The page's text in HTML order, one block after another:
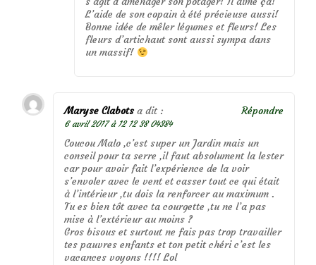
L’aide de son copain à été précieuse aussi!
Bonne idée de mêler légumes et fleurs! Les
fleurs d’artichaut sont aussi sympa dans
un massif!
Maryse Clabots a dit :
6 avril 2017 à 12 12 38 04384
Coucou Malo ,c’est super un Jardin mais un
conseil pour ta serre ,il faut absolument la lester
car pour avoir fait l’expérience de la voir
s’envoler avec le vent et casser tout ce qui était
à l’intérieur ,tu dois la renforcer au maximum .
Tu es bien tôt avec ta courgette ,tu ne l’a pas
mise à l’extérieur au moins ?
Gros bisous et surtout ne fais pas trop travailler
tes pauvres enfants et ton petit chéri c’est les
vacances voyons !!!! Lol
Répondre